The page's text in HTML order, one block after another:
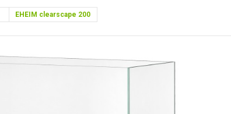
EHEIM clearscape 200